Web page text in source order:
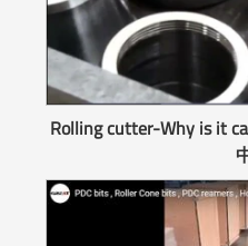
Rolling cutter-Why is it